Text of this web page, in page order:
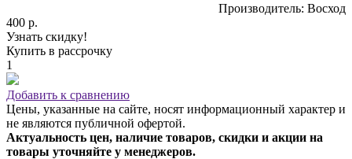
Производитель: Восход
400 р.
Узнать скидку!
Купить в рассрочку
1
Добавить к сравнению
Цены, указанные на сайте, носят информационный характер и
не являются публичной офертой.
Актуальность цен, наличие товаров, скидки и акции на
товары уточняйте у менеджеров.